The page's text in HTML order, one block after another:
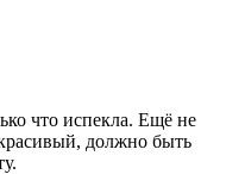
что испекла. Ещё не
должно быть